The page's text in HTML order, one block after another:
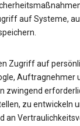
auf Systeme,
Zugriff auf
Auftragnehmer
zwingend
zu entwickeln
an